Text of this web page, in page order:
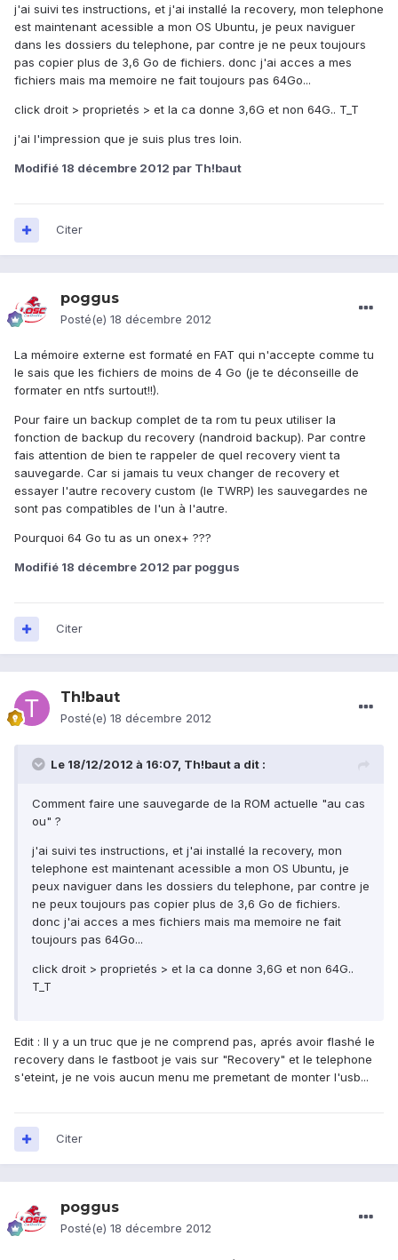
j'ai suivi tes instructions, et j'ai installé la recovery, mon telephone
est maintenant acessible a mon OS Ubuntu, je peux naviguer
dans les dossiers du telephone, par contre je ne peux toujours
pas copier plus de 3,6 Go de fichiers. donc j'ai acces a mes
fichiers mais ma memoire ne fait toujours pas 64Go...
click droit > proprietés > et la ca donne 3,6G et non 64G.. T_T
j'ai l'impression que je suis plus tres loin.
Modifié 18 décembre 2012 par Th!baut
Citer
poggus
Posté(e) 18 décembre 2012
La mémoire externe est formaté en FAT qui n'accepte comme tu
le sais que les fichiers de moins de 4 Go (je te déconseille de
formater en ntfs surtout!!).
Pour faire un backup complet de ta rom tu peux utiliser la
fonction de backup du recovery (nandroid backup). Par contre
fais attention de bien te rappeler de quel recovery vient ta
sauvegarde. Car si jamais tu veux changer de recovery et
essayer l'autre recovery custom (le TWRP) les sauvegardes ne
sont pas compatibles de l'un à l'autre.
Pourquoi 64 Go tu as un onex+ ???
Modifié 18 décembre 2012 par poggus
Citer
Th!baut
Posté(e) 18 décembre 2012
Le 18/12/2012 à 16:07, Th!baut a dit :
Comment faire une sauvegarde de la ROM actuelle "au cas
ou" ?
j'ai suivi tes instructions, et j'ai installé la recovery, mon
telephone est maintenant acessible a mon OS Ubuntu, je
peux naviguer dans les dossiers du telephone, par contre je
ne peux toujours pas copier plus de 3,6 Go de fichiers.
donc j'ai acces a mes fichiers mais ma memoire ne fait
toujours pas 64Go...
click droit > proprietés > et la ca donne 3,6G et non 64G..
T_T
Edit : Il y a un truc que je ne comprend pas, aprés avoir flashé le
recovery dans le fastboot je vais sur "Recovery" et le telephone
s'eteint, je ne vois aucun menu me premetant de monter l'usb...
Citer
poggus
Posté(e) 18 décembre 2012